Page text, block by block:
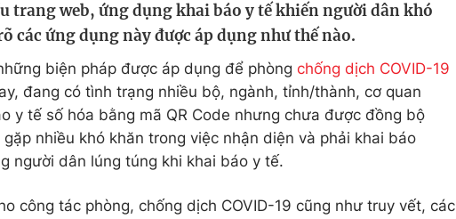
sống
Thị trường
trang web, ứng dụng khai báo y tế khiến người dân khó
các ứng dụng này được áp dụng như thế nào.
biện pháp được áp dụng để phòng chống dịch COVID-19
đang có tình trạng nhiều bộ, ngành, tỉnh/thành, cơ quan
y tế số hóa bằng mã QR Code nhưng chưa được đồng bộ
nhiều khó khăn trong việc nhận diện và phải khai báo
người dân lúng túng khi khai báo y tế.
công tác phòng, chống dịch COVID-19 cũng như truy vết, các